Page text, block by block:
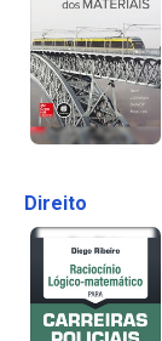
Direito